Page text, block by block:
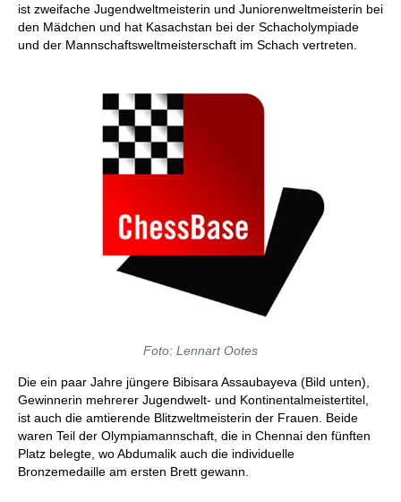
ist zweifache Jugendweltmeisterin und Juniorenweltmeisterin bei
den Mädchen und hat Kasachstan bei der Schacholympiade
und der Mannschaftsweltmeisterschaft im Schach vertreten.
Foto: Lennart Ootes
Die ein paar Jahre jüngere Bibisara Assaubayeva (Bild unten),
Gewinnerin mehrerer Jugendwelt- und Kontinentalmeistertitel,
ist auch die amtierende Blitzweltmeisterin der Frauen. Beide
waren Teil der Olympiamannschaft, die in Chennai den fünften
Platz belegte, wo Abdumalik auch die individuelle
Bronzemedaille am ersten Brett gewann.